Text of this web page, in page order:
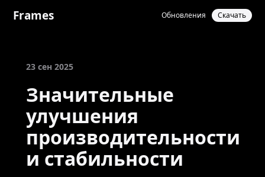
Frames Обновления Скачать
23 сен 2025
Значительные
улучшения
производительности
и стабильности